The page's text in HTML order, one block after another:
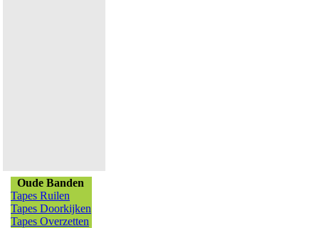
Oude Banden
Tapes Ruilen
Tapes Doorkijken
Tapes Overzetten